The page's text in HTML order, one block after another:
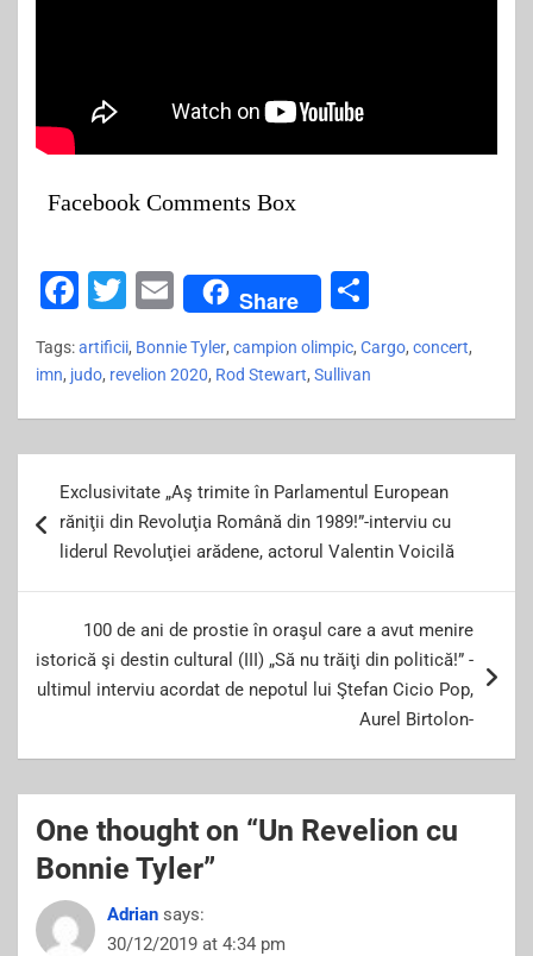
Facebook Comments Box
F
c
b
o
o
k
T
wi
tt
E
m
ai
Share
ar
Tags:artificii, Bonnie Tyler, campion olimpic, Cargo, concert,
imn, judo, revelion 2020, Rod Stewart, Sullivan
navigation
Exclusivitate „Aş trimite în Parlamentul European
răniţii din Revoluţia Română din 1989!”-interviu cu
liderul Revoluţiei arădene, actorul Valentin Voicilă
100 de ani de prostie în oraşul care a avut menire
istorică şi destin cultural (III) „Să nu trăiţi din politică!” -
ultimul interviu acordat de nepotul lui Ştefan Cicio Pop,
Aurel Birtolon-
One thought on “Un Revelion cu
Bonnie Tyler”
Adrian says:
30/12/2019 at 4:34 pm